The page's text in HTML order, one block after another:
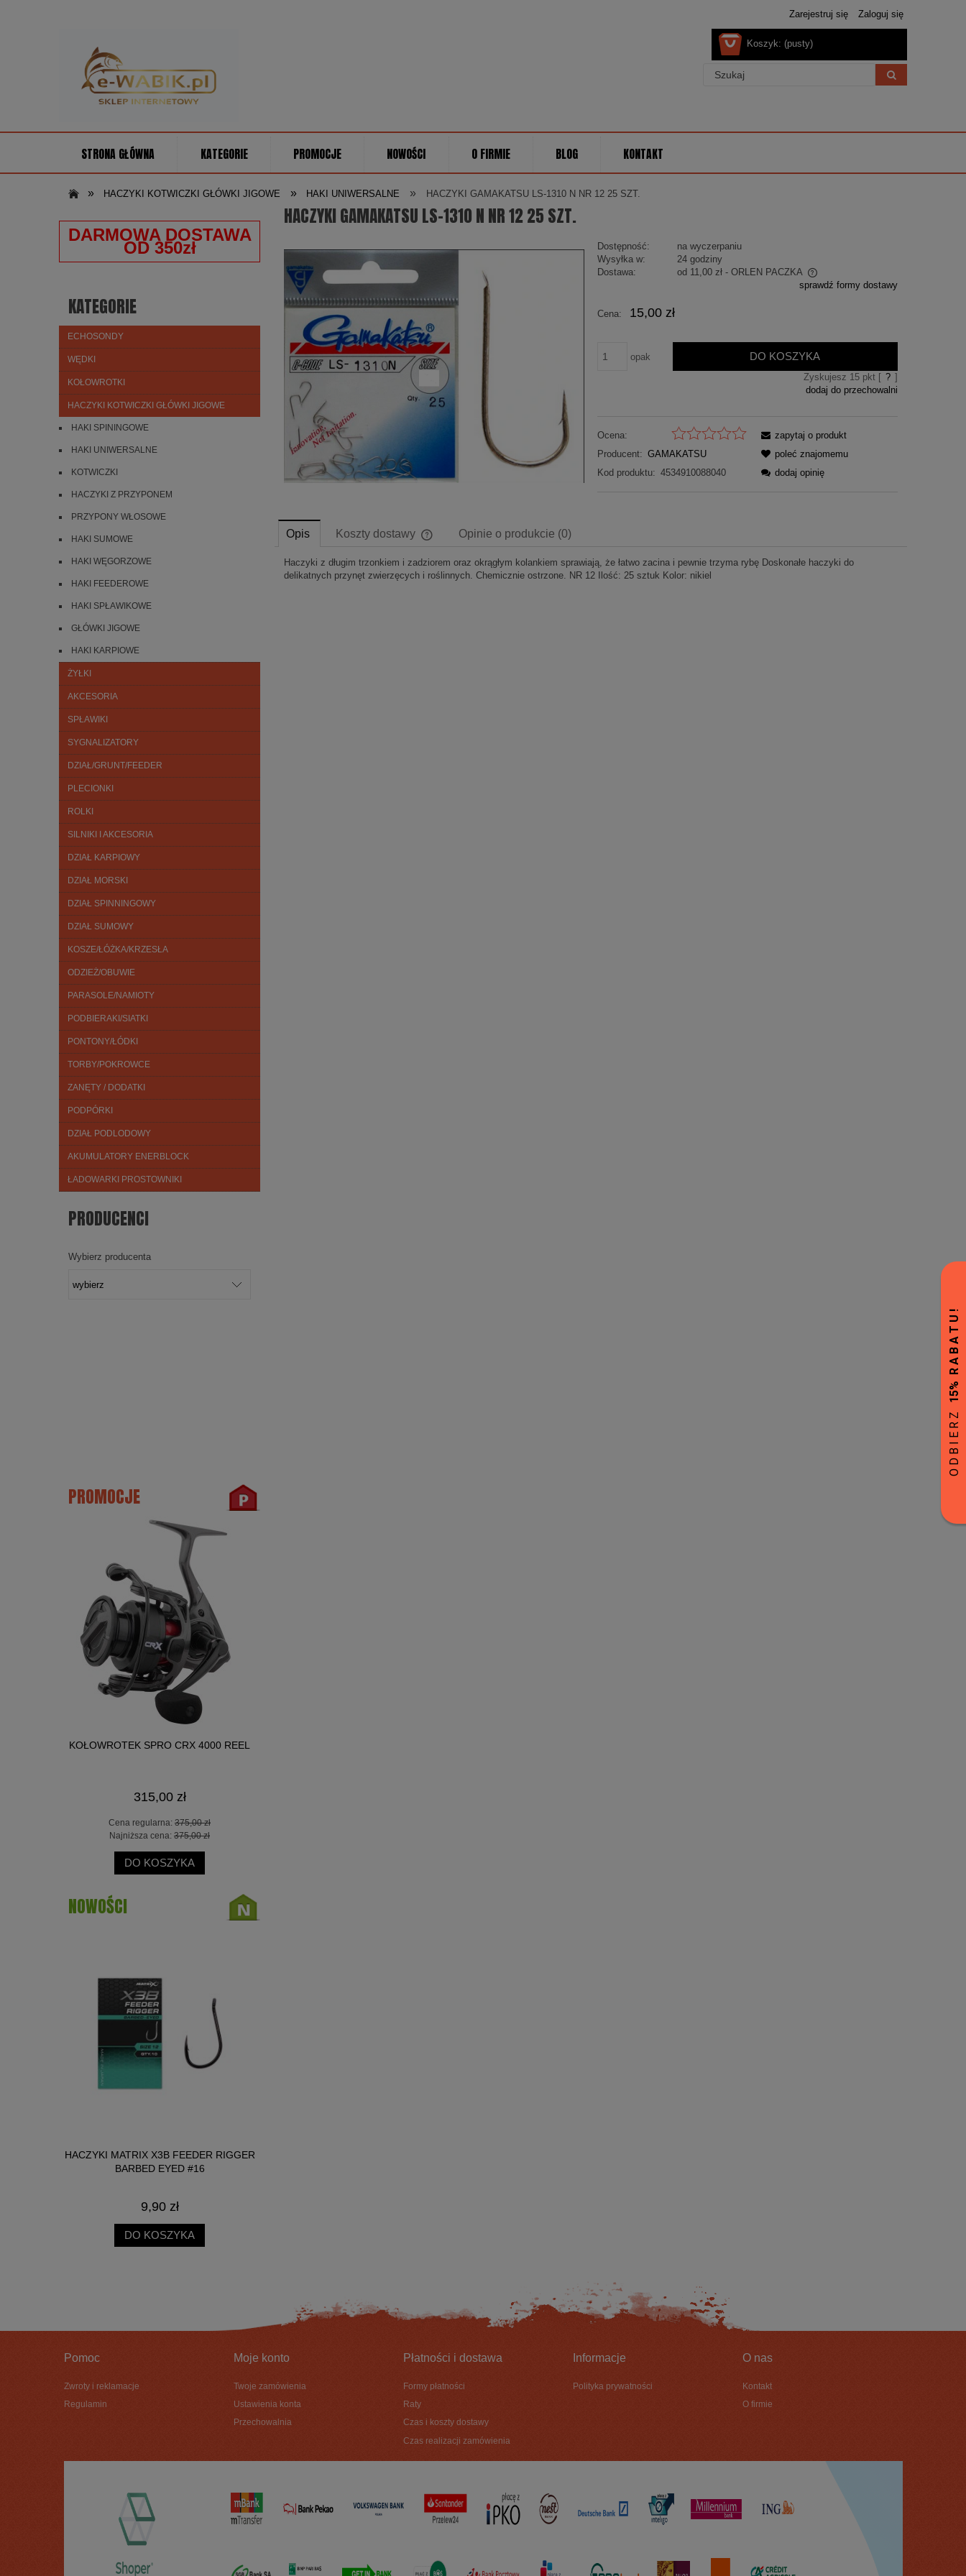
Zarejestruj się Zaloguj się
Koszyk: (pusty)
STRONA GŁÓWNA KATEGORIE PROMOCJE NOWOŚCI O FIRMIE BLOG KONTAKT
» HACZYKI KOTWICZKI GŁÓWKI JIGOWE » HAKI UNIWERSALNE » HACZYKI GAMAKATSU LS-1310 N NR 12 25 SZT.
DARMOWA DOSTAWA
OD 350zł
KATEGORIE
ECHOSONDY
WĘDKI
KOŁOWROTKI
HACZYKI KOTWICZKI GŁÓWKI JIGOWE
HAKI SPININGOWE
HAKI UNIWERSALNE
KOTWICZKI
HACZYKI Z PRZYPONEM
PRZYPONY WŁOSOWE
HAKI SUMOWE
HAKI WĘGORZOWE
HAKI FEEDEROWE
HAKI SPŁAWIKOWE
GŁÓWKI JIGOWE
HAKI KARPIOWE
ŻYŁKI
AKCESORIA
SPŁAWIKI
SYGNALIZATORY
DZIAŁ/GRUNT/FEEDER
PLECIONKI
ROLKI
SILNIKI I AKCESORIA
DZIAŁ KARPIOWY
DZIAŁ MORSKI
DZIAŁ SPINNINGOWY
DZIAŁ SUMOWY
KOSZE/ŁÓŻKA/KRZESŁA
ODZIEŻ/OBUWIE
PARASOLE/NAMIOTY
PODBIERAKI/SIATKI
PONTONY/ŁÓDKI
TORBY/POKROWCE
ZANĘTY / DODATKI
PODPÓRKI
DZIAŁ PODLODOWY
AKUMULATORY ENERBLOCK
ŁADOWARKI PROSTOWNIKI
PRODUCENCI
Wybierz producenta
PROMOCJE
KOŁOWROTEK SPRO CRX 4000 REEL
315,00 zł
Cena regularna: 375,00 zł
Najniższa cena: 375,00 zł
DO KOSZYKA
NOWOŚCI
HACZYKI MATRIX X3B FEEDER RIGGER
BARBED EYED #16
9,90 zł
DO KOSZYKA
HACZYKI GAMAKATSU LS-1310 N NR 12 25 SZT.
Dostępność:
na wyczerpaniu
Wysyłka w:
24 godziny
Dostawa:
od 11,00 zł - ORLEN PACZKA
płatności
sprawdź formy dostawy
Cena: 15,00 zł
opak DO KOSZYKA
Zyskujesz 15pkt [ ? ]
dodaj do przechowalni
Ocena:
Producent: GAMAKATSU
Kod produktu: 4534910088040
zapytaj o produkt
poleć znajomemu
dodaj opinię
Opis Koszty dostawy
Cena nie zawiera ewentualnych kosztów
Opinie o produkcie (0)
Haczyki z długim trzonkiem i zadziorem oraz okrągłym kolankiem sprawiają, że łatwo zacina i pewnie trzyma rybę Doskonałe haczyki do
delikatnych przynęt zwierzęcych i roślinnych. Chemicznie ostrzone. NR 12 Ilość: 25 sztuk Kolor: nikiel
Pomoc
Zwroty i reklamacje
Regulamin
Moje konto
Twoje zamówienia
Ustawienia konta
Przechowalnia
Płatności i dostawa
Formy płatności
Raty
Czas i koszty dostawy
Czas realizacji zamówienia
Informacje
Polityka prywatności
O nas
Kontakt
O firmie